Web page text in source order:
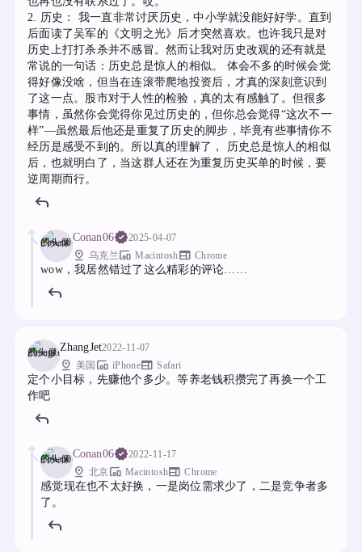
2. 历史： 我一直非常讨厌历史，中小学就没能好好学。直到
后面读了吴军的《文明之光》后才突然喜欢。也许我只是对
历史上打打杀杀并不感冒。然而让我对历史改观的还有就是
常说的一句话：历史总是惊人的相似。 体会不多的时候会觉
得好像没啥，但当在连滚带爬地投资后，才真的深刻意识到
了这一点。股市对于人性的检验，真的太有感触了。但很多
事情，虽然你会觉得你见过历史的，但你总会觉得“这次不一
样”—虽然最后他还是重复了历史的脚步，毕竟有些事情你不
经历是感受不到的。所以真的理解了， 历史总是惊人的相似
后，也就明白了，当这群人还在为重复历史买单的时候，要
逆周期而行。
Conan06 2025-04-07
pin_drop 乌克兰devices_other Macintoshweb Chrome
wow，我居然错过了这么精彩的评论……
ZhangJet2022-11-07
pin_drop 美国 devices_other iPhoneweb Safari
定个小目标，先赚他个多少。等养老钱积攒完了再换一个工
作吧
Conan06 2022-11-17
pin_drop 北京devices_other Macintoshweb Chrome
感觉现在也不太好换，一是岗位需求少了，二是竞争者多
了。